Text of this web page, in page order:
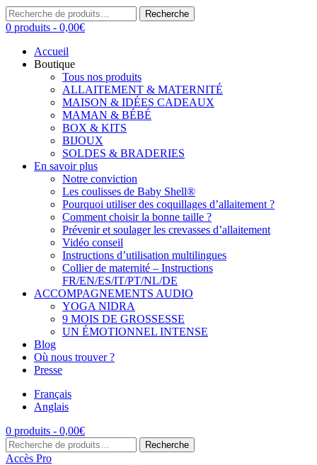
Recherche
pour :
Recherche
0 produits - 0,00€
Accueil
Boutique
Tous nos produits
ALLAITEMENT & MATERNITÉ
MAISON & IDÉES CADEAUX
MAMAN & BÉBÉ
BOX & KITS
BIJOUX
SOLDES & BRADERIES
En savoir plus
Notre conviction
Les coulisses de Baby Shell®
Pourquoi utiliser des coquillages d’allaitement ?
Comment choisir la bonne taille ?
Prévenir et soulager les crevasses d’allaitement
Vidéo conseil
Instructions d’utilisation multilingues
Collier de maternité – Instructions
FR/EN/ES/IT/PT/NL/DE
ACCOMPAGNEMENTS AUDIO
YOGA NIDRA
9 MOIS DE GROSSESSE
UN ÉMOTIONNEL INTENSE
Blog
Où nous trouver ?
Presse
Français
Anglais
0 produits - 0,00€
Recherche
pour :
Recherche
Accès Pro